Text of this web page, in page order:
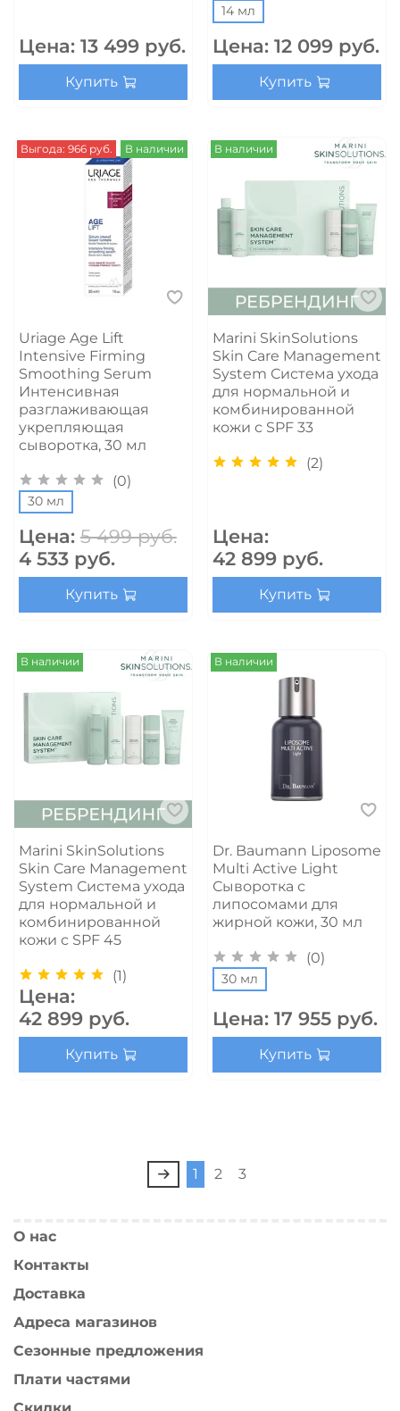
Цена: 13 499 руб.
Купить
14 мл
Цена: 12 099 руб.
Купить
Выгода: 966 руб. В наличии
Uriage Age Lift
Intensive Firming
Smoothing Serum
Интенсивная
разглаживающая
укрепляющая
сыворотка, 30 мл
(0)
30 мл
Цена: 5 499 руб.
4 533 руб.
Купить
В наличии
Marini SkinSolutions
Skin Care Management
System Система ухода
для нормальной и
комбинированной
кожи с SPF 33
(2)
Цена:
42 899 руб.
Купить
В наличии
Marini SkinSolutions
Skin Care Management
System Система ухода
для нормальной и
комбинированной
кожи с SPF 45
(1)
Цена:
42 899 руб.
Купить
В наличии
Dr. Baumann Liposome
Multi Active Light
Сыворотка с
липосомами для
жирной кожи, 30 мл
(0)
30 мл
Цена: 17 955 руб.
Купить
1 2 3
О нас
Контакты
Доставка
Адреса магазинов
Сезонные предложения
Плати частями